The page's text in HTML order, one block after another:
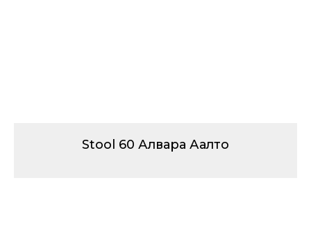
Stool 60 Алвара Аалто